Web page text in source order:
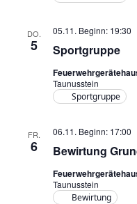
DO.
5 Sportgruppe
05.11. Beginn: 19:30
Taunusstein
Sportgruppe
FR.
6 Bewirtung
06.11. Beginn: 17:00
Taunusstein
Bewirtung